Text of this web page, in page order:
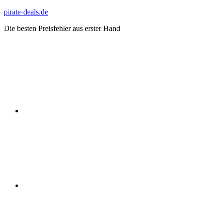
Zum
springen
pirate-deals.de
Die besten Preisfehler aus erster Hand